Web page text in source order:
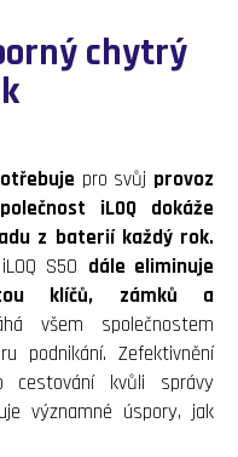
chytrý
pro svůj provoz
iLOQ dokáže
z baterií každý rok.
S50 dále eliminuje
klíčů, zámků a
všem společnostem
podnikání. Zefektivnění
cestování kvůli správy
významné úspory, jak